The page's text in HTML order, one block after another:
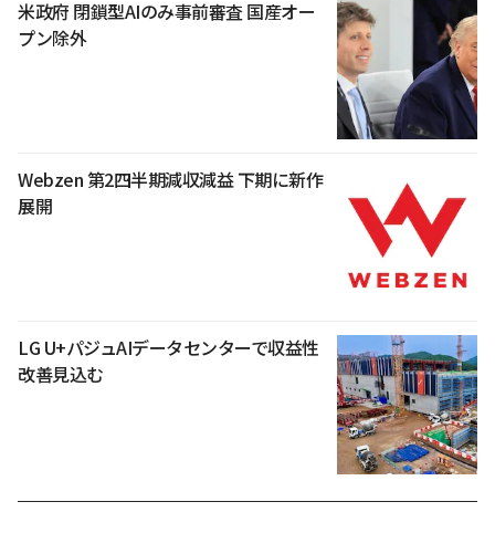
米政府 閉鎖型AIのみ事前審査 国産オー
プン除外
Webzen 第2四半期減収減益 下期に新作
展開
LG U+パジュAIデータセンターで収益性
改善見込む